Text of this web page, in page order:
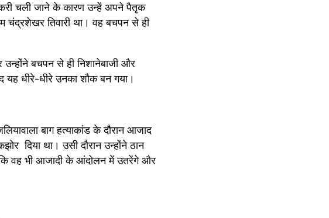
चली जाने के कारण उन्हें अपने पैतृक
चंद्रशेखर तिवारी था। वह बचपन से ही
उन्होंने बचपन से ही निशानेबाजी और
यह धीरे-धीरे उनका शौक बन गया।
बाग हत्याकांड के दौरान आजाद
दिया था। उसी दौरान उन्होंने ठान
वह भी आजादी के आंदोलन में उतरेंगे और